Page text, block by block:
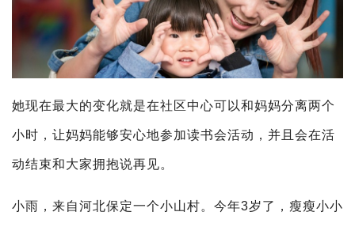
她现在最大的变化就是在社区中心可以和妈妈分离两个
小时，让妈妈能够安心地参加读书会活动，并且会在活
动结束和大家拥抱说再见。
小雨，来自河北保定一个小山村。今年3岁了，瘦瘦小小